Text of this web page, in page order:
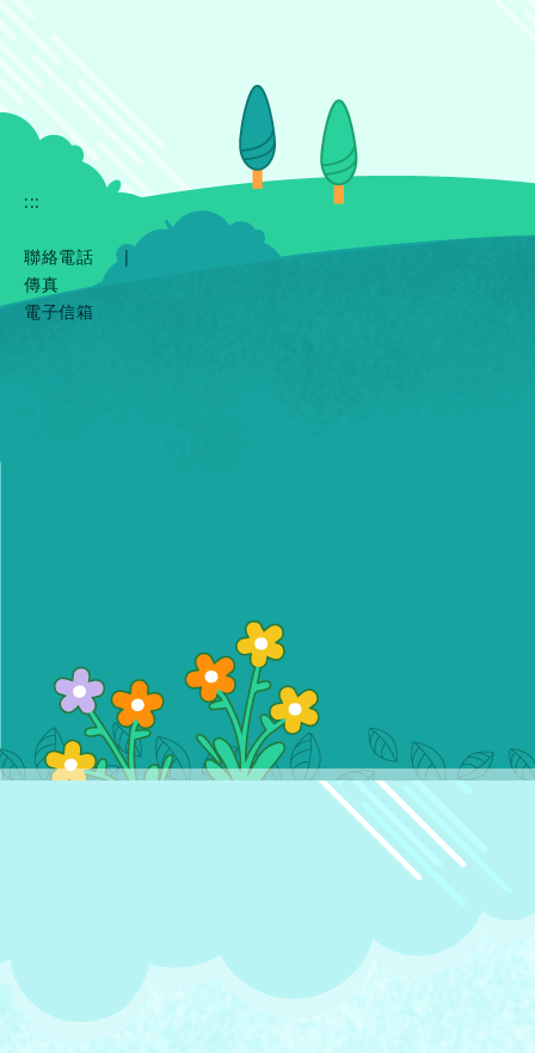
:::
聯絡電話
|
傳真
電子信箱